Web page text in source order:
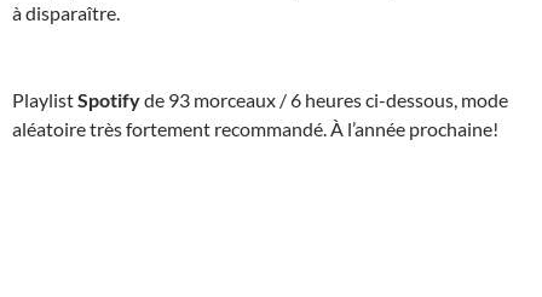
à disparaître.
PlaylistSpotifyde 93 morceaux / 6 heures ci-dessous, mode
aléatoire très fortement recommandé. À l’année prochaine!